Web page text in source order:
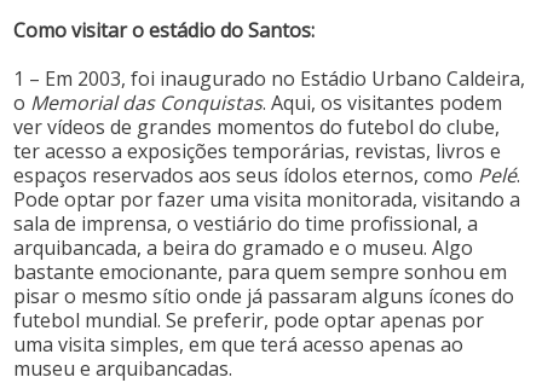
Como visitar o estádio do Santos:
1 – Em 2003, foi inaugurado no Estádio Urbano Caldeira,
o Memorial das Conquistas. Aqui, os visitantes podem
ver vídeos de grandes momentos do futebol do clube,
ter acesso a exposições temporárias, revistas, livros e
espaços reservados aos seus ídolos eternos, como Pelé.
Pode optar por fazer uma visita monitorada, visitando a
sala de imprensa, o vestiário do time profissional, a
arquibancada, a beira do gramado e o museu. Algo
bastante emocionante, para quem sempre sonhou em
pisar o mesmo sítio onde já passaram alguns ícones do
futebol mundial. Se preferir, pode optar apenas por
uma visita simples, em que terá acesso apenas ao
museu e arquibancadas.